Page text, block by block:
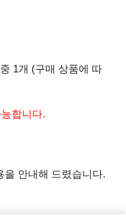
1개 (구매 상품에 따
합니다.
을 안내해 드렸습니다.